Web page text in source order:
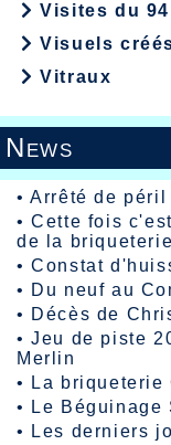
Visites du
Visuels
Vitraux
News
•Arrêté de
•Cette fois
de la
•Constat
• Du neuf au
• Décès de
•Jeu de piste
Merlin
•
La briqueterie
•
Le
•
Les derniers